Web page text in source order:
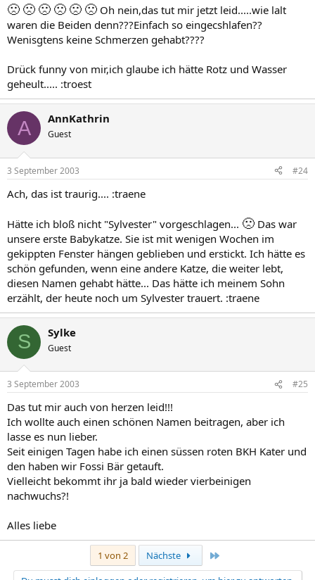
🙁 🙁 🙁 🙁 🙁 🙁 Oh nein,das tut mir jetzt leid.....wie lalt
waren die Beiden denn???Einfach so eingecshlafen??
Wenisgtens keine Schmerzen gehabt????
Drück funny von mir,ich glaube ich hätte Rotz und Wasser
geheult..... :troest
A AnnKathrin
Guest
3 September 2003 #24
Ach, das ist traurig.... :traene
Hätte ich bloß nicht "Sylvester" vorgeschlagen... 🙁 Das war
unsere erste Babykatze. Sie ist mit wenigen Wochen im
gekippten Fenster hängen geblieben und erstickt. Ich hätte es
schön gefunden, wenn eine andere Katze, die weiter lebt,
diesen Namen gehabt hätte... Das hätte ich meinem Sohn
erzählt, der heute noch um Sylvester trauert. :traene
S Sylke
Guest
3 September 2003 #25
Das tut mir auch von herzen leid!!!
Ich wollte auch einen schönen Namen beitragen, aber ich
lasse es nun lieber.
Seit einigen Tagen habe ich einen süssen roten BKH Kater und
den haben wir Fossi Bär getauft.
Vielleicht bekommt ihr ja bald wieder vierbeinigen
nachwuchs?!
Alles liebe
1 von 2 Nächste